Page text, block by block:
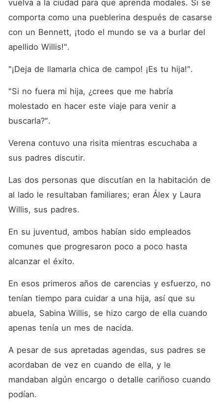
vuelva a la ciudad para que aprenda modales. Si se
comporta como una pueblerina después de casarse
con un Bennett, ¡todo el mundo se va a burlar del
apellido Willis!".
"¡Deja de llamarla chica de campo! ¡Es tu hija!".
"Si no fuera mi hija, ¿crees que me habría
molestado en hacer este viaje para venir a
buscarla?".
Verena contuvo una risita mientras escuchaba a
sus padres discutir.
Las dos personas que discutían en la habitación de
al lado le resultaban familiares; eran Álex y Laura
Willis, sus padres.
En su juventud, ambos habían sido empleados
comunes que progresaron poco a poco hasta
alcanzar el éxito.
En esos primeros años de carencias y esfuerzo, no
tenían tiempo para cuidar a una hija, así que su
abuela, Sabina Willis, se hizo cargo de ella cuando
apenas tenía un mes de nacida.
A pesar de sus apretadas agendas, sus padres se
acordaban de vez en cuando de ella, y le
mandaban algún encargo o detalle cariñoso cuando
podían.